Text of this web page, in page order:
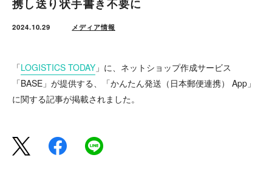
携し送り状手書き不要に
2024.10.29 メディア情報
「LOGISTICS TODAY 」に、ネットショップ作成サービス
「BASE」が提供する、「かんたん発送（日本郵便連携） App」
に関する記事が掲載されました。